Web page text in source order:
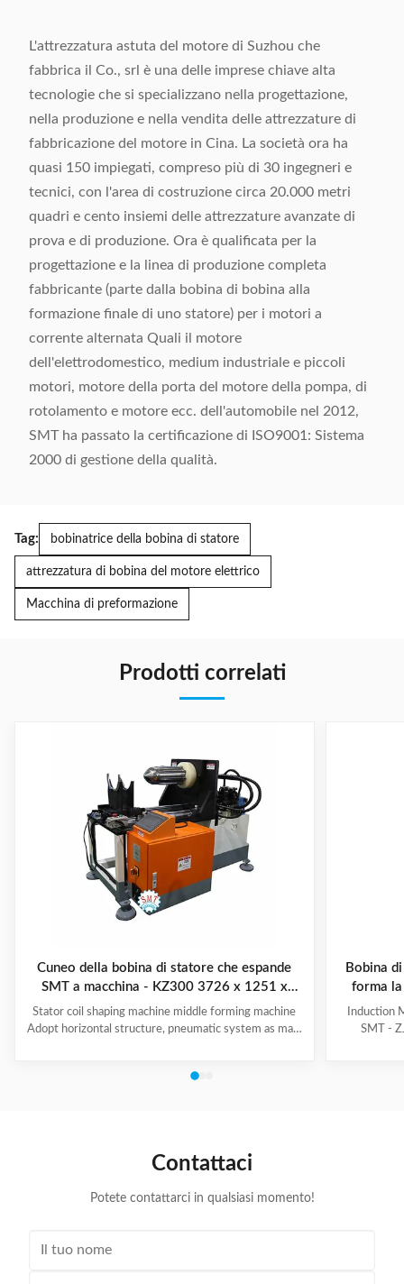
L'attrezzatura astuta del motore di Suzhou che
fabbrica il Co., srl è una delle imprese chiave alta
tecnologie che si specializzano nella progettazione,
nella produzione e nella vendita delle attrezzature di
fabbricazione del motore in Cina. La società ora ha
quasi 150 impiegati, compreso più di 30 ingegneri e
tecnici, con l'area di costruzione circa 20.000 metri
quadri e cento insiemi delle attrezzature avanzate di
prova e di produzione. Ora è qualificata per la
progettazione e la linea di produzione completa
fabbricante (parte dalla bobina di bobina alla
formazione finale di uno statore) per i motori a
corrente alternata Quali il motore
dell'elettrodomestico, medium industriale e piccoli
motori, motore della porta del motore della pompa, di
rotolamento e motore ecc. dell'automobile nel 2012,
SMT ha passato la certificazione di ISO9001: Sistema
2000 di gestione della qualità.
Tag: bobinatrice della bobina di statore
attrezzatura di bobina del motore elettrico
Macchina di preformazione
Prodotti correlati
Cuneo della bobina di statore che espande
SMT a macchina - KZ300 3726 x 1251 x
2111mm
Stator coil shaping machine middle forming machine
Adopt horizontal structure, pneumatic system as main
expanding blades is synchronous, no need two times
after expending. (1)
Bobina
forma
Induction
SMT -
Contattaci
Potete contattarci in qualsiasi momento!